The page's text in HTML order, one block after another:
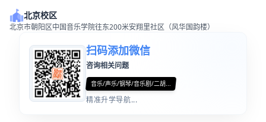
北京校区
北京市朝阳区中国音乐学院往东200米安翔里社区（风华国韵楼）
扫码添加微信
咨询相关问题
音乐/声乐/钢琴/音乐剧/二胡...
精准升学导航...